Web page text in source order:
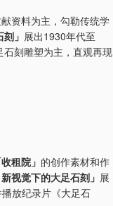
资料为主，勾勒传统学
」 展出1930年代至
刻雕塑为主，直观再现
租院」 的创作素材和作
视觉下的大足石刻」 展
播放纪录片《大足石